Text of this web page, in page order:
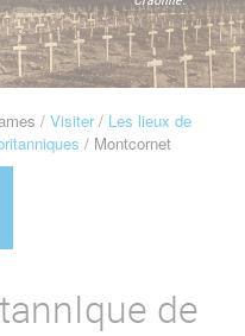
Visiter
Les lieux de
Montcornet
de